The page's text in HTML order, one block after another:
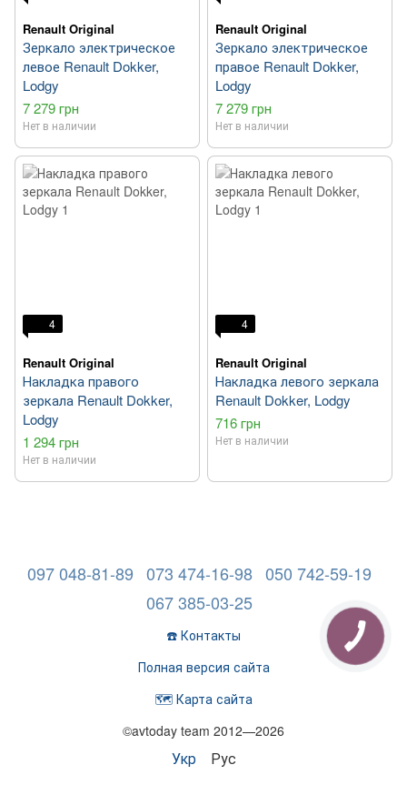
Renault Original
Зеркало электрическое
левое Renault Dokker,
Lodgy
7 279 грн
Нет в наличии
Renault Original
Зеркало электрическое
правое Renault Dokker,
Lodgy
7 279 грн
Нет в наличии
4
Renault Original
Накладка правого
зеркала Renault Dokker,
Lodgy
1 294 грн
Нет в наличии
4
Renault Original
Накладка левого зеркала
Renault Dokker, Lodgy
716 грн
Нет в наличии
097 048-81-89 073 474-16-98 050 742-59-19
067 385-03-25
☎️ Контакты
Полная версия сайта
🗺️ Карта сайта
©avtoday team 2012—2026
Укр Рус